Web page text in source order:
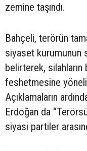
zemine taşındı.
Bahçeli, terörün
siyaset kurumunun
belirterek, silahların
feshetmesine
Açıklamaların
Erdoğan da
siyasi partiler